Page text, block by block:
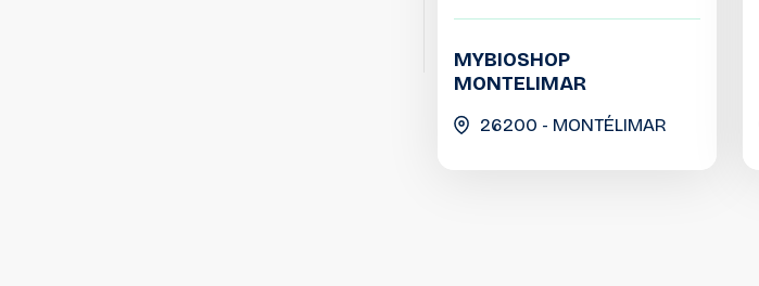
MYBIOSHOP
MONTELIMAR
26200 - MONTÉLIMAR